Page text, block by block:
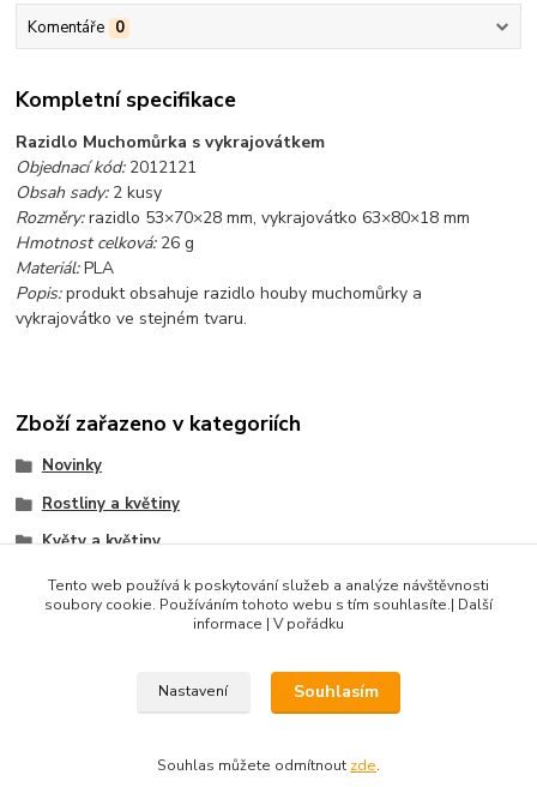
Komentáře 0
Kompletní specifikace
Razidlo Muchomůrka s vykrajovátkem
Objednací kód: 2012121
Obsah sady: 2 kusy
Rozměry:razidlo 53×70×28 mm, vykrajovátko 63×80×18 mm
Hmotnost celková: 26 g
Materiál:PLA
Popis:produkt obsahuje razidlo houby muchomůrky a
vykrajovátko ve stejném tvaru.
Zboží zařazeno v kategoriích
Novinky
Rostliny a květiny
Květy a květiny
Listy, lístečky a větvičky
Produkty do 500 Kč
Tento web používá k poskytování služeb a analýze návštěvnosti
soubory cookie. Používáním tohoto webu s tím souhlasíte.| Další
informace | V pořádku
Nastavení Souhlasím
Souhlas můžete odmítnout zde.